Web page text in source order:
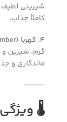
شیرینی
کاملاً جذاب.
4. کهربا (Amber)
گرم، شیرین
ماندگاری و
⸻
🌡